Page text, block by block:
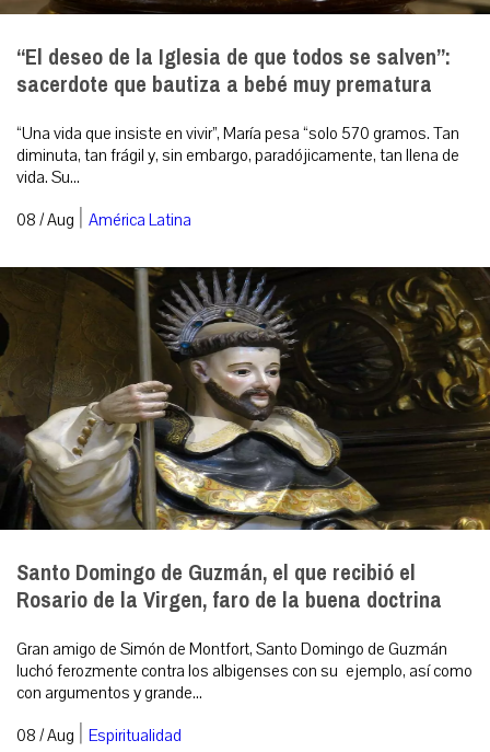
“El deseo de la Iglesia de que todos se salven”:
sacerdote que bautiza a bebé muy prematura
“Una vida que insiste en vivir”, María pesa “solo 570 gramos. Tan
diminuta, tan frágil y, sin embargo, paradójicamente, tan llena de
vida. Su...
08 / Aug | América Latina
Santo Domingo de Guzmán, el que recibió el
Rosario de la Virgen, faro de la buena doctrina
Gran amigo de Simón de Montfort, Santo Domingo de Guzmán
luchó ferozmente contra los albigenses con su ejemplo, así como
con argumentos y grande...
08 / Aug | Espiritualidad